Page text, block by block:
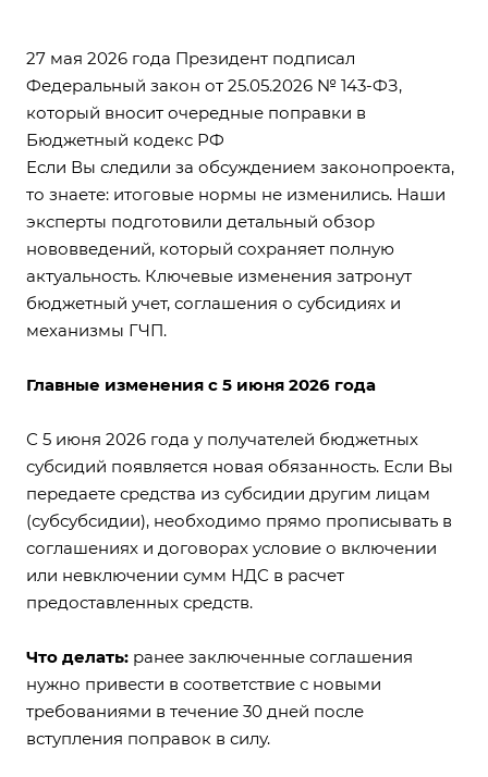
27 мая 2026 года Президент подписал
Федеральный закон от 25.05.2026 № 143-ФЗ,
который вносит очередные поправки в
Бюджетный кодекс РФ
Если Вы следили за обсуждением законопроекта,
то знаете: итоговые нормы не изменились. Наши
эксперты подготовили детальный обзор
нововведений, который сохраняет полную
актуальность. Ключевые изменения затронут
бюджетный учет, соглашения о субсидиях и
механизмы ГЧП.
Главные изменения с 5 июня 2026 года
С 5 июня 2026 года у получателей бюджетных
субсидий появляется новая обязанность. Если Вы
передаете средства из субсидии другим лицам
(субсубсидии), необходимо прямо прописывать в
соглашениях и договорах условие о включении
или невключении сумм НДС в расчет
предоставленных средств.
Что делать: ранее заключенные соглашения
нужно привести в соответствие с новыми
требованиями в течение 30 дней после
вступления поправок в силу.